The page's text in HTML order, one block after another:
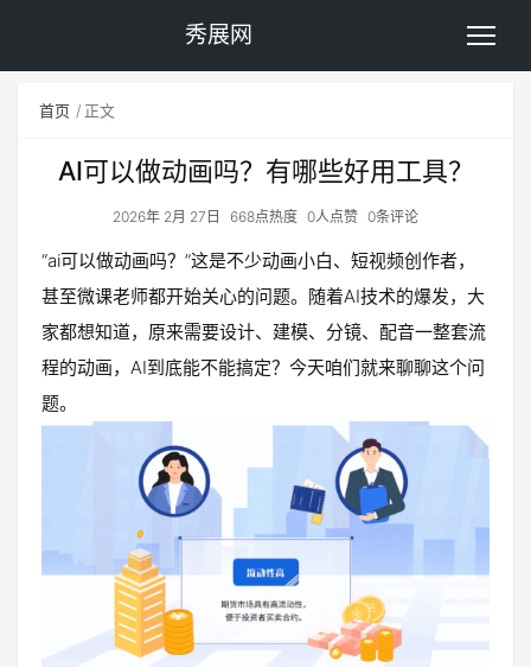
秀展网
首页 正文
AI可以做动画吗？有哪些好用工具？
2026年 2月 27日 668点热度 0人点赞 0条评论
“ai可以做动画吗？”这是不少动画小白、短视频创作者，
甚至微课老师都开始关心的问题。随着AI技术的爆发，大
家都想知道，原来需要设计、建模、分镜、配音一整套流
程的动画，AI到底能不能搞定？今天咱们就来聊聊这个问
题。